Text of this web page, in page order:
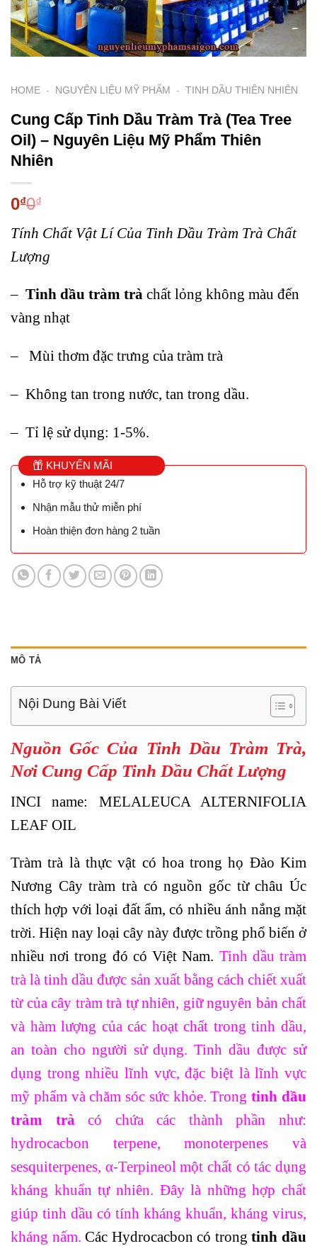
HOME - NGUYÊN LIỆU MỸ PHẨM - TINH DẦU THIÊN NHIÊN
Cung Cấp Tinh Dầu Tràm Trà (Tea Tree
Oil) – Nguyên Liệu Mỹ Phẩm Thiên
Nhiên
0₫0₫
Tính Chất Vật Lí Của Tinh Dầu Tràm Trà Chất
Lượng
– Tinh dầu tràm trà chất lỏng không màu đến
vàng nhạt
– Mùi thơm đặc trưng của tràm trà
– Không tan trong nước, tan trong dầu.
– Tỉ lệ sử dụng: 1-5%.
KHUYẾN MÃI
Hỗ trợ kỹ thuật 24/7
Nhận mẫu thử miễn phí
Hoàn thiện đơn hàng 2 tuần
MÔ TẢ
Nội Dung Bài Viết
Nguồn Gốc Của Tinh Dầu Tràm Trà,
Nơi Cung Cấp Tinh Dầu Chất Lượng
INCI name: MELALEUCA ALTERNIFOLIA
LEAF OIL
Tràm trà là thực vật có hoa trong họ Đào Kim
Nương Cây tràm trà có nguồn gốc từ châu Úc
thích hợp với loại đất ẩm, có nhiều ánh nắng mặt
trời. Hiện nay loại cây này được trồng phổ biến ở
nhiều nơi trong đó có Việt Nam. Tinh dầu tràm
trà là tinh dầu được sản xuất bằng cách chiết xuất
từ của cây tràm trà tự nhiên, giữ nguyên bản chất
và hàm lượng của các hoạt chất trong tinh dầu,
an toàn cho người sử dụng. Tinh dầu được sử
dụng trong nhiều lĩnh vực, đặc biệt là lĩnh vực
mỹ phẩm và chăm sóc sức khỏe. Trongtinh dầu
tràm trà có chứa các thành phần như:
hydrocacbon terpene, monoterpenes và
sesquiterpenes, α-Terpineol một chất có tác dụng
kháng khuẩn tự nhiên. Đây là những hợp chất
giúp tinh dầu có tính kháng khuẩn, kháng virus,
kháng nấm. Các Hydrocacbon có trongtinh dầu